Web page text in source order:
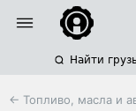
Найти
← Топливо, масла и